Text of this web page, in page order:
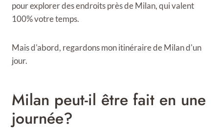
pour explorer des endroits près de Milan, qui valent
100% votre temps.
Mais d'abord, regardons mon itinéraire de Milan d'un
jour.
Milan peut-il être fait en une
journée?